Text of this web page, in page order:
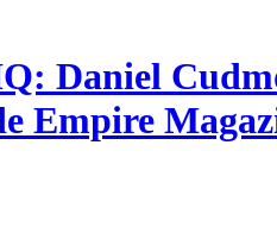
Daniel
Empire